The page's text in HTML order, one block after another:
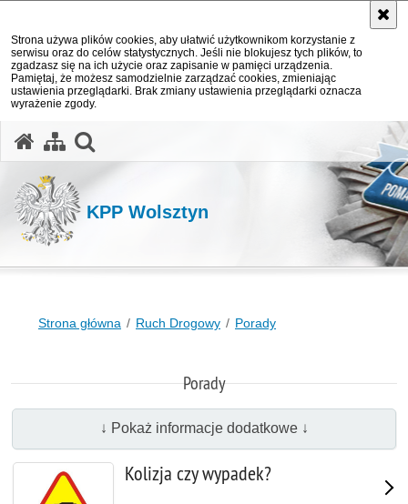
Strona używa plików cookies, aby ułatwić użytkownikom korzystanie z
serwisu oraz do celów statystycznych. Jeśli nie blokujesz tych plików, to
zgadzasz się na ich użycie oraz zapisanie w pamięci urządzenia.
Pamiętaj, że możesz samodzielnie zarządzać cookies, zmieniając
ustawienia przeglądarki. Brak zmiany ustawienia przeglądarki oznacza
wyrażenie zgody.
KPP Wolsztyn
Strona główna Ruch Drogowy Porady
Porady
↓ Pokaż informacje dodatkowe ↓
Kolizja czy wypadek?